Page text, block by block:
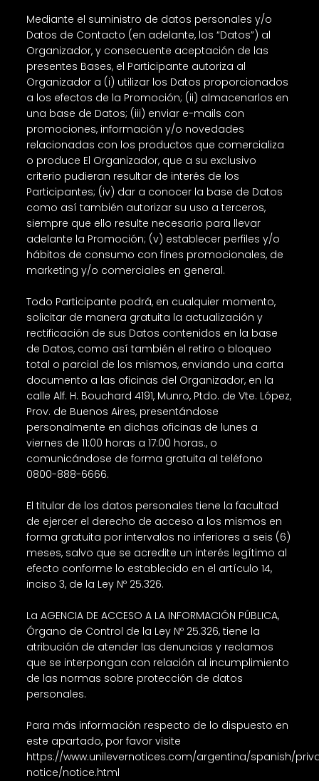
Mediante el suministro de datos personales y/o
Datos de Contacto (en adelante, los “Datos”) al
Organizador, y consecuente aceptación de las
presentes Bases, el Participante autoriza al
Organizador a (i) utilizar los Datos proporcionados
a los efectos de la Promoción; (ii) almacenarlos en
una base de Datos; (iii) enviar e-mails con
promociones, información y/o novedades
relacionadas con los productos que comercializa
o produce El Organizador, que a su exclusivo
criterio pudieran resultar de interés de los
Participantes; (iv) dar a conocer la base de Datos
como así también autorizar su uso a terceros,
siempre que ello resulte necesario para llevar
adelante la Promoción; (v) establecer perfiles y/o
hábitos de consumo con fines promocionales, de
marketing y/o comerciales en general.
Todo Participante podrá, en cualquier momento,
solicitar de manera gratuita la actualización y
rectificación de sus Datos contenidos en la base
de Datos, como así también el retiro o bloqueo
total o parcial de los mismos, enviando una carta
documento a las oficinas del Organizador, en la
calle Alf. H. Bouchard 4191, Munro, Ptdo. de Vte. López,
Prov. de Buenos Aires, presentándose
personalmente en dichas oficinas de lunes a
viernes de 11:00 horas a 17:00 horas., o
comunicándose de forma gratuita al teléfono
0800-888-6666.
El titular de los datos personales tiene la facultad
de ejercer el derecho de acceso a los mismos en
forma gratuita por intervalos no inferiores a seis (6)
meses, salvo que se acredite un interés legítimo al
efecto conforme lo establecido en el artículo 14,
inciso 3, de la Ley Nº 25.326.
La AGENCIA DE ACCESO A LA INFORMACIÓN PÚBLICA,
Órgano de Control de la Ley Nº 25.326, tiene la
atribución de atender las denuncias y reclamos
que se interpongan con relación al incumplimiento
de las normas sobre protección de datos
personales.
Para más información respecto de lo dispuesto en
este apartado, por favor visite
https://www.unilevernotices.com/argentina/spanish/
notice/notice.html